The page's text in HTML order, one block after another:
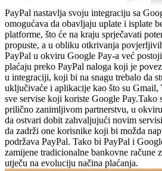
PayPal nastavlja svoju integraciju sa
omogućava da obavljaju uplate i isplate
platforme, što će na kraju sprječavati
propuste, a u obliku otkrivanja
PayPal u okviru Google Pay-a već
plaćaju preko PayPal naloga koji je
u integraciji, koji bi na snagu trebalo da
uključivaće i aplikacije kao što su Gmail,
sve servise koji koriste Google Pay.Tako
prilično zanimljivom partnerstvu, u
da ostvari dobit zahvaljujući novim
da zadrži one korisnike koji bi možda
podržava PayPal. Tako bi PayPal i
zamijene tradicionalne bankovne račune
utječu na evoluciju načina plaćanja.